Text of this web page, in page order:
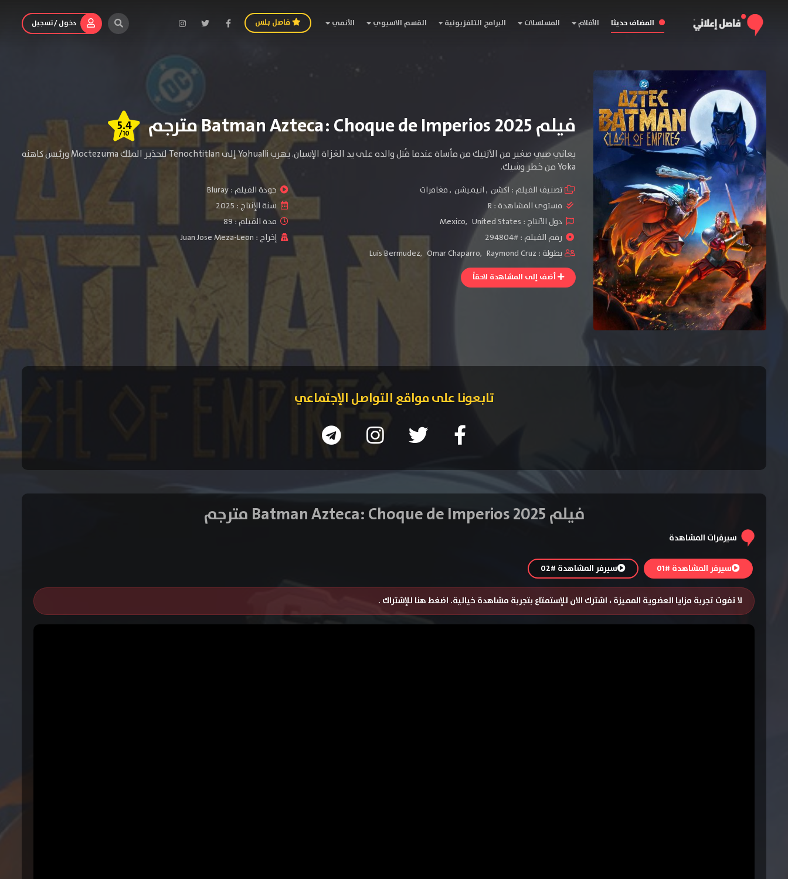
المضاف حديثا الأفلام المسلسلات البرامج التلفزيونية القسم الاسيوي الأنمي فاصل بلس دخول / تسجيل
فيلم Batman Azteca: Choque de Imperios 2025 مترجم 5.4
/10
يعاني صبي صغير من الأزتيك من مأساة عندما قُتل والده على يد الغزاة الإسبان. يهرب Yohualli إلى Tenochtitlan لتحذير الملك Moctezuma ورئيس كاهنه
Yoka من خطر وشيك.
تصنيف الفيلم : اكشن ,انيميشن ,مغامرات جودة الفيلم :Bluray
مستوى المشاهدة :R سنة الإنتاج : 2025
دول الأنتاج :
Mexico, United States
مدة الفيلم : 89
رقم الفيلم : #294804
إخراج : Juan Jose Meza-Leon
بطولة :
Luis Bermudez, Omar Chaparro, Raymond Cruz
أضف إلى المشاهدة لاحقاً
تابعونا على مواقع التواصل الإجتماعي
فيلم Batman Azteca: Choque de Imperios 2025 مترجم
سيرفرات المشاهدة
سيرفر المشاهدة #01 سيرفر المشاهدة #02
لا تفوت تجربة مزايا العضوية المميزة ، اشترك الان للإستمتاع بتجربة مشاهدة خيالية. اضغط هنا للإشتراك .